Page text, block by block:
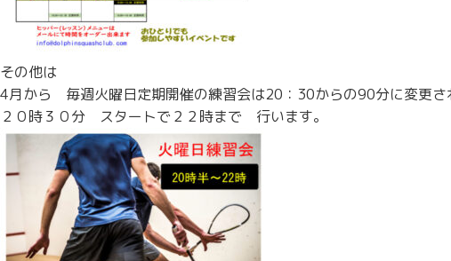
その他は
4月から 毎週火曜日定期開催の練習会は20：30からの90分に変更さ
２０時３０分 スタートで２２時まで 行います。